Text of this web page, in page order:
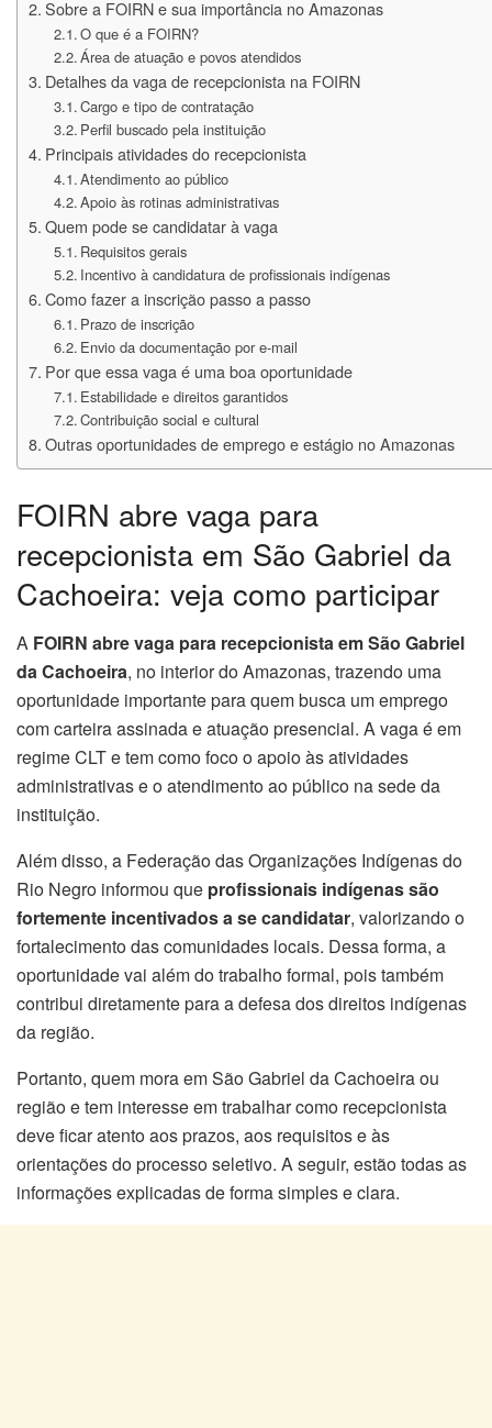
Sobre a FOIRN e sua importância no Amazonas
O que é a FOIRN?
Área de atuação e povos atendidos
Detalhes da vaga de recepcionista na FOIRN
Cargo e tipo de contratação
Perfil buscado pela instituição
Principais atividades do recepcionista
Atendimento ao público
Apoio às rotinas administrativas
Quem pode se candidatar à vaga
Requisitos gerais
Incentivo à candidatura de profissionais indígenas
Como fazer a inscrição passo a passo
Prazo de inscrição
Envio da documentação por e-mail
Por que essa vaga é uma boa oportunidade
Estabilidade e direitos garantidos
Contribuição social e cultural
Outras oportunidades de emprego e estágio no Amazonas
FOIRN abre vaga para
recepcionista em São Gabriel da
Cachoeira: veja como participar
A FOIRN abre vaga para recepcionista em São Gabriel
da Cachoeira, no interior do Amazonas, trazendo uma
oportunidade importante para quem busca um emprego
com carteira assinada e atuação presencial. A vaga é em
regime CLT e tem como foco o apoio às atividades
administrativas e o atendimento ao público na sede da
instituição.
Além disso, a Federação das Organizações Indígenas do
Rio Negro informou que profissionais indígenas são
fortemente incentivados a se candidatar, valorizando o
fortalecimento das comunidades locais. Dessa forma, a
oportunidade vai além do trabalho formal, pois também
contribui diretamente para a defesa dos direitos indígenas
da região.
Portanto, quem mora em São Gabriel da Cachoeira ou
região e tem interesse em trabalhar como recepcionista
deve ficar atento aos prazos, aos requisitos e às
orientações do processo seletivo. A seguir, estão todas as
informações explicadas de forma simples e clara.